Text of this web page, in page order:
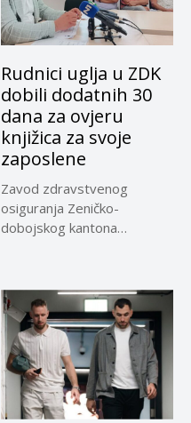
Rudnici uglja u ZDK
dobili dodatnih 30
dana za ovjeru
knjižica za svoje
zaposlene
Zavod zdravstvenog
osiguranja Zeničko-
dobojskog kantona